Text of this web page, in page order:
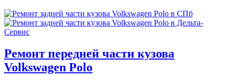
Ремонт передней части кузова
Volkswagen Polo